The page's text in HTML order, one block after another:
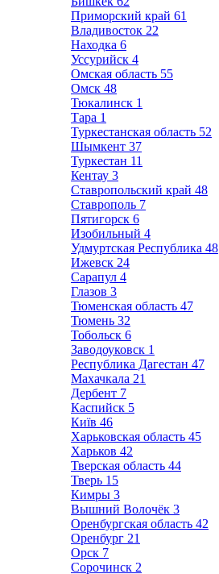
Приморский край 61
Владивосток 22
Находка 6
Уссурийск 4
Омская область 55
Омск 48
Тюкалинск 1
Тара 1
Туркестанская область 52
Шымкент 37
Туркестан 11
Кентау 3
Ставропольский край 48
Ставрополь 7
Пятигорск 6
Изобильный 4
Удмуртская Республика 48
Ижевск 24
Сарапул 4
Глазов 3
Тюменская область 47
Тюмень 32
Тобольск 6
Заводоуковск 1
Республика Дагестан 47
Махачкала 21
Дербент 7
Каспийск 5
Київ 46
Харьковская область 45
Харьков 42
Тверская область 44
Тверь 15
Кимры 3
Вышний Волочёк 3
Оренбургская область 42
Оренбург 21
Орск 7
Сорочинск 2